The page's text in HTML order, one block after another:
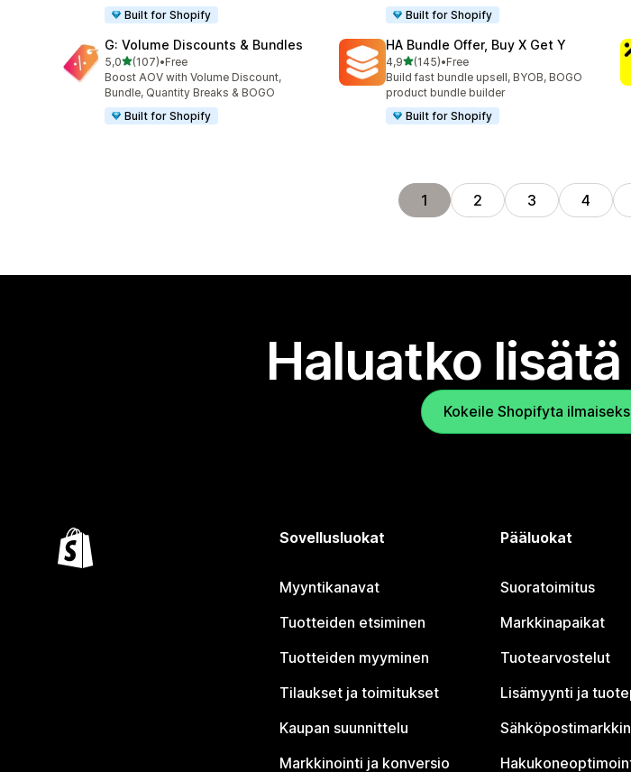
Built for Shopify
Built for Shopify
G: Volume Discounts & Bundles
5,0/ 5 tähteä
(107)
107 arvostelua yhteensä
•Free
Boost AOV with Volume Discount,
Bundle, Quantity Breaks & BOGO
Built for Shopify
HA Bundle Offer, Buy X Get Y
4,9/ 5 tähteä
(145)
145 arvostelua yhteensä
•Free
Build fast bundle upsell, BYOB, BOGO
product bundle builder
Built for Shopify
1 2 3 4
Haluatko
Kokeile Shopifyta
Sovellusluokat
Myyntikanavat
Tuotteiden etsiminen
Tuotteiden myyminen
Tilaukset ja toimitukset
Kaupan suunnittelu
Markkinointi ja konversio
Pääluokat
Suoratoimitus
Markkinapaikat
Tuotearvostelut
Lisämyynti ja